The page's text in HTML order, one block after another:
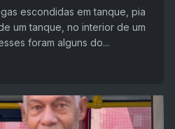
escondidas em tanque, pia
um tanque, no interior de um
foram alguns do...